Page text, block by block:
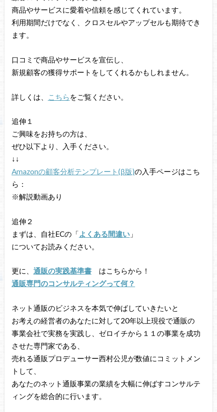
商品やサービスに愛着や信頼を感じてくれています。
利用期間だけでなく、クロスセルやアップセルも期待でき
ます。
口コミで商品やサービスを宣伝し、
新規顧客の獲得サポートをしてくれるかもしれません。
詳しくは、 こちら をご覧ください。
追伸１
ご興味をお持ちの方は、
ぜひ以下より、入手ください。
↓↓
Amazonの顧客分析テンプレート(β版)の入手ページはこち
ら：
※解説動画あり
追伸２
まずは、自社ECの「よくある間違い」
についてお読みください。
更に、 通販の実践基準書はこちらから！
通販専門のコンサルティングって何？
ネット通販のビジネスを本気で伸ばしていきたいと
お考えの経営者のあなたに対して20年以上現役で通販の
事業会社で実務を実践し、ゼロイチから１１の事業を成功
させた専門家である、
売れる通販プロデューサー西村公児が数値にコミットメン
トして、
あなたのネット通販事業の業績を大幅に伸ばすコンサルテ
ィングを総合的に行います。